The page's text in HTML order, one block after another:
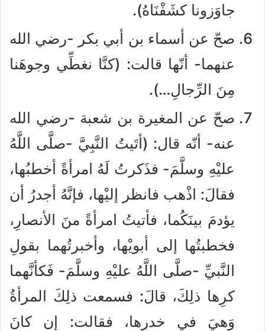
جاوَزونا كشَفْنَاهُ).
صحّ عن أسماء بن أبي بكر -رضي الله
عنهما- أنّها قالت: (كنَّا نغطِّي وجوهَنا
مِنَ الرِّجالِ…).
صحّ عن المغيرة بن شعبة -رضي الله
عنه- أنّه قال: (أتَيتُ النَّبِيَّ -صلَّى اللَّهُ
عليْهِ وسلَّمَ- فذَكرتُ لَهُ امرأةً أخطبُها،
فقالَ: اذْهب فانظر إليْها، فإنَّهُ أجدرُ أن
يؤدمَ بينَكُما، فأتيتُ امرأةً منَ الأنصارِ،
فخطبتُها إلى أبويْها، وأخبرتُهما بقولِ
النَّبيِّ -صلَّى اللَّهُ عليْهِ وسلَّمَ- فَكأنَّهما
كرِها ذلِكَ، قالَ: فسمعت ذلِكَ المرأةُ
وَهيَ في خدرِها، فقالت: إن كانَ